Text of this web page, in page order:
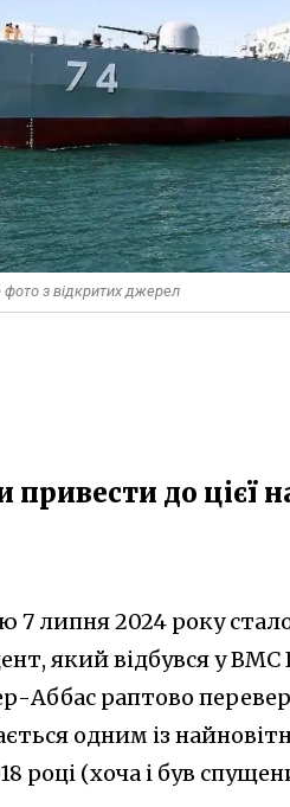
фото з відкритих джерел
до цієї
7 липня 2024 року
який відбувся у ВМС
Аббас раптово
одним із
році (хоча і був